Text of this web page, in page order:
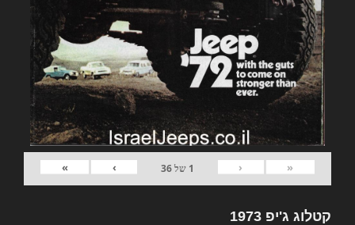
«
‹
1 של36
›
»
קטלוג ג'יפ 1973